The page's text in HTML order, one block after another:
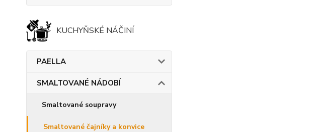
KUCHYŇSKÉ NÁČINÍ
PAELLA
SMALTOVANÉ NÁDOBÍ
Smaltované soupravy
Smaltované čajníky a konvice